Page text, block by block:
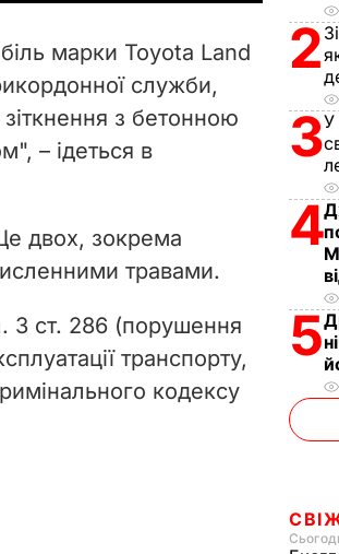
марки Toyota Land
служби,
з бетонною
– ідеться в
двох, зокрема
травами.
3 ст. 286 (порушення
транспорту,
кодексу
2
3У
4
5